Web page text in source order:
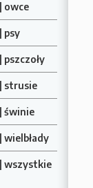
owce
psy
strusie
świnie
wszystkie